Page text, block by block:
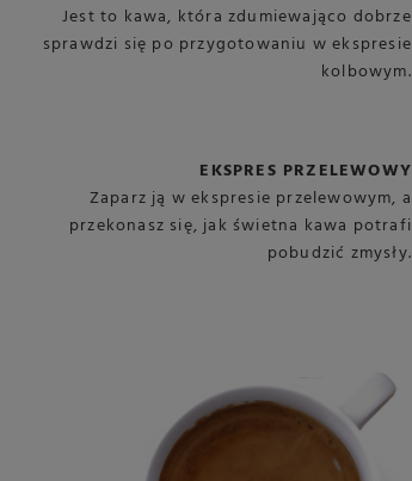
Jest to kawa, która zdumiewająco dobrze
sprawdzi się po przygotowaniu w ekspresie
kolbowym.
EKSPRES PRZELEWOWY
Zaparz ją w ekspresie przelewowym, a
przekonasz się, jak świetna kawa potrafi
pobudzić zmysły.